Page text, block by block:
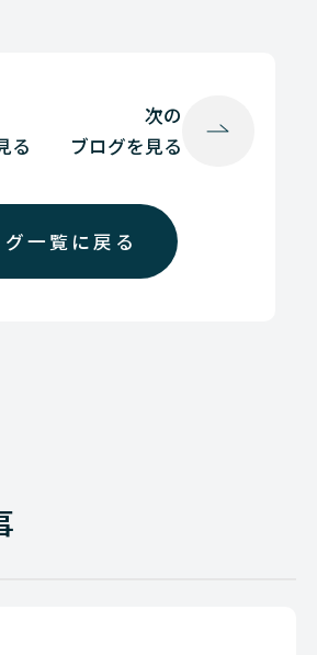
る
グ一覧に戻る
次の
ブログを見る